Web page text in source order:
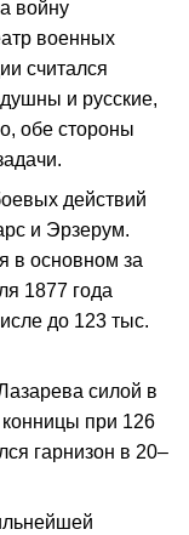
войну
военных
считался
и русские,
обе стороны
действий
и Эрзерум.
в основном за
1877 года
до 123 тыс.
силой в
при 126
гарнизон в 20–